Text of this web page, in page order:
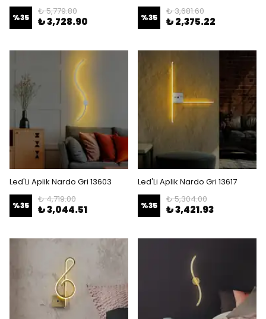
%35
₺ 5,779.80
₺ 3,728.90 %35
₺ 3,681.60
₺ 2,375.22
Led'Li Aplik Nardo Gri 13603
%35
₺ 4,719.00
₺ 3,044.51
Led'Li Aplik Nardo Gri 13617
%35
₺ 5,304.00
₺ 3,421.93